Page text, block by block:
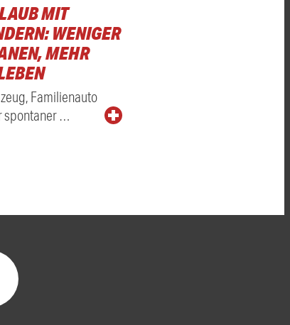
MIT
WENIGER
MEHR
Familienauto
spontaner …